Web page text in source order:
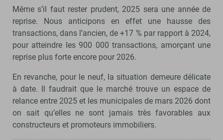
Même s’il faut rester prudent, 2025 sera une année de
reprise. Nous anticipons en effet une hausse des
transactions, dans l’ancien, de +17 % par rapport à 2024,
pour atteindre les 900 000 transactions, amorçant une
reprise plus forte encore pour 2026.
En revanche, pour le neuf, la situation demeure délicate
à date. Il faudrait que le marché trouve un espace de
relance entre 2025 et les municipales de mars 2026 dont
on sait qu’elles ne sont jamais très favorables aux
constructeurs et promoteurs immobiliers.